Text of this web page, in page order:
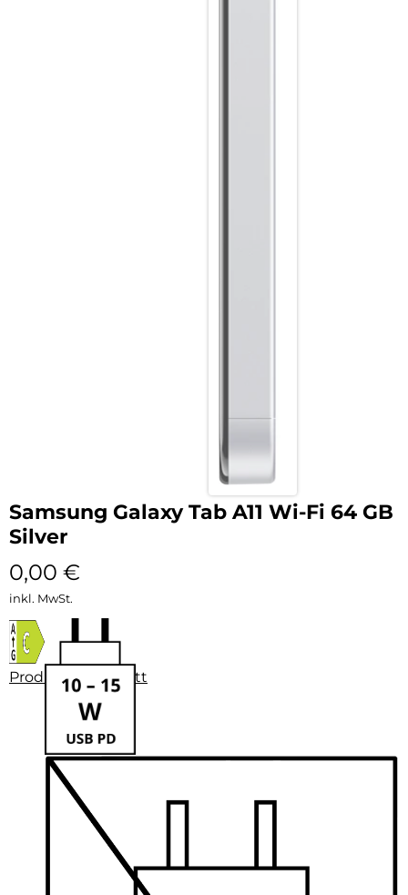
Samsung Galaxy Tab A11 Wi-Fi 64 GB
Silver
0,00 €
inkl. MwSt.
Produktdatenblatt